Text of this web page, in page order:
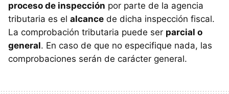
proceso de inspección por parte de la agencia
tributaria es el alcance de dicha inspección fiscal.
La comprobación tributaria puede ser parcial o
general. En caso de que no especifique nada, las
comprobaciones serán de carácter general.